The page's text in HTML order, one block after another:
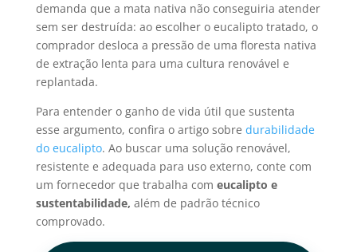
demanda que a mata nativa não conseguiria atender
sem ser destruída: ao escolher o eucalipto tratado, o
comprador desloca a pressão de uma floresta nativa
de extração lenta para uma cultura renovável e
replantada.
Para entender o ganho de vida útil que sustenta
esse argumento, confira o artigo sobre durabilidade
do eucalipto. Ao buscar uma solução renovável,
resistente e adequada para uso externo, conte com
um fornecedor que trabalha com eucalipto e
sustentabilidade, além de padrão técnico
comprovado.